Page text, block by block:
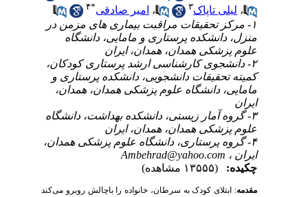
، امیر صادقی*۴
تحقیقات مراقبت بیماری های مزمن در
پرستاری و مامایی، دانشگاه
همدان، همدان، ایران
کارشناسی ارشد پرستاری کودکان،
دانشجویی، دانشکده پرستاری و
دانشگاه علوم پزشکی همدان، همدان،
آمار زیستی، دانشکده بهداشت، دانشگاه
همدان، همدان، ایران
پرستاری، دانشگاه علوم پزشکی همدان،
کودک به سرطان، خانواده را باچالش روبرو میکند